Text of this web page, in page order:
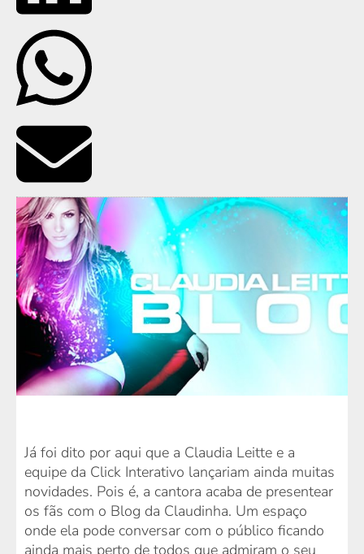
Já foi dito por aqui que a Claudia Leitte e a
equipe da Click Interativo lançariam ainda muitas
novidades. Pois é, a cantora acaba de presentear
os fãs com o Blog da Claudinha. Um espaço
onde ela pode conversar com o público ficando